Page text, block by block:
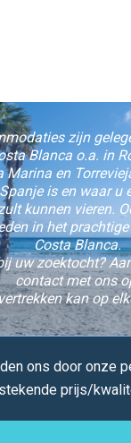
zijn
Blanca o.a. in
Marina en
is en waar u
kunnen vieren.
in het
Costa Blanca.
uw zoektocht?
contact met ons
kan op
ons door onze
prijs/